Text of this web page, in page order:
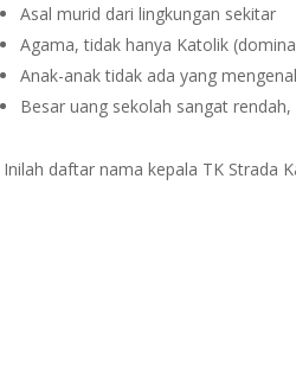
Asal murid dari lingkungan sekitar
Agama, tidak hanya Katolik
Anak-anak tidak ada yang
Besar uang sekolah sangat
Inilah daftar nama kepala TK Strada